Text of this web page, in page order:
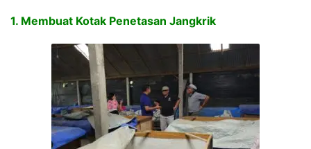
1. Membuat Kotak Penetasan Jangkrik